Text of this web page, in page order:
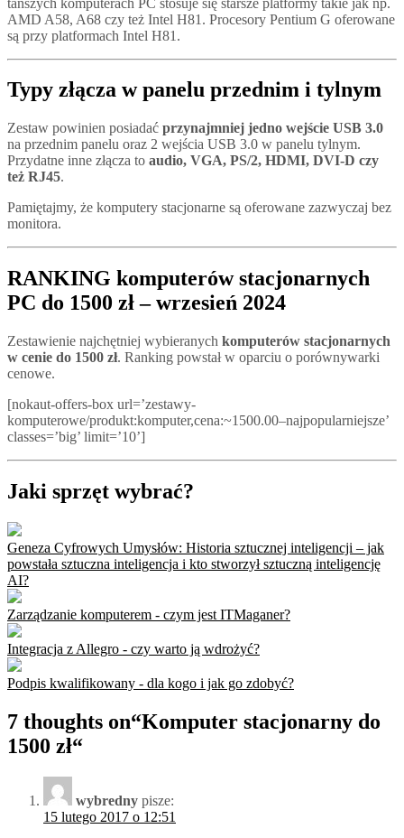
AMD A58, A68 czy też Intel H81. Procesory Pentium G oferowane
są przy platformach Intel H81.
Typy złącza w panelu przednim i tylnym
Zestaw powinien posiadać przynajmniej jedno wejście USB 3.0
na przednim panelu oraz 2 wejścia USB 3.0 w panelu tylnym.
Przydatne inne złącza to audio, VGA, PS/2, HDMI, DVI-D czy
też RJ45.
Pamiętajmy, że komputery stacjonarne są oferowane zazwyczaj bez
monitora.
RANKING komputerów stacjonarnych
PC do 1500 zł – wrzesień 2024
Zestawienie najchętniej wybieranych komputerów stacjonarnych
w cenie do 1500 zł. Ranking powstał w oparciu o porównywarki
cenowe.
[nokaut-offers-box url=’zestawy-
komputerowe/produkt:komputer,cena:~1500.00–najpopularniejsze’
classes=’big’ limit=’10’]
Jaki sprzęt wybrać?
Geneza Cyfrowych Umysłów: Historia sztucznej inteligencji – jak
powstała sztuczna inteligencja i kto stworzył sztuczną inteligencję
AI?
Zarządzanie komputerem - czym jest ITMaganer?
Integracja z Allegro - czy warto ją wdrożyć?
Podpis kwalifikowany - dla kogo i jak go zdobyć?
7 thoughts on“Komputer stacjonarny do
1500 zł“
wybredny pisze:
15 lutego 2017 o 12:51